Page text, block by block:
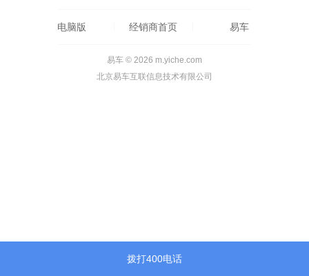
拨打400电话
电脑版 经销商首页 易车
易车 © 2026 m.yiche.com
北京易车互联信息技术有限公司